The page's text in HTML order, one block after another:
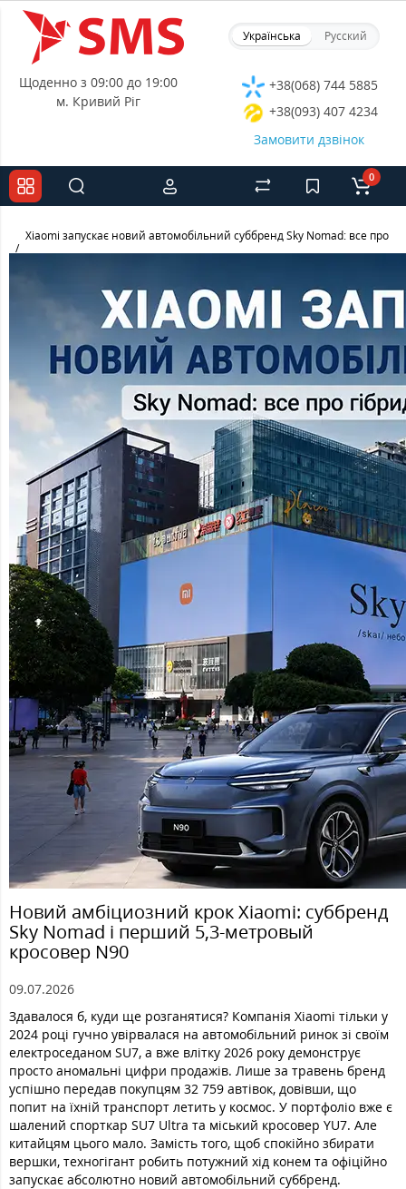
Українська Русский
Щоденно з 09:00 до 19:00
м. Кривий Ріг
+38(068) 744 5885
+38(093) 407 4234
Замовити дзвінок
0
Xiaomi запускає новий автомобільний суббренд Sky Nomad: все про
Новий амбіциозний крок Xiaomi: суббренд
Sky Nomad і перший 5,3-метровый
кросовер N90
09.07.2026
Здавалося б, куди ще розганятися? Компанія Xiaomi тільки у
2024 році гучно увірвалася на автомобільний ринок зі своїм
електроседаном SU7, а вже влітку 2026 року демонструє
просто аномальні цифри продажів. Лише за травень бренд
успішно передав покупцям 32 759 автівок, довівши, що
попит на їхній транспорт летить у космос. У портфоліо вже є
шалений спорткар SU7 Ultra та міський кросовер YU7. Але
китайцям цього мало. Замість того, щоб спокійно збирати
вершки, техногігант робить потужний хід конем та офіційно
запускає абсолютно новий автомобільний суббренд.